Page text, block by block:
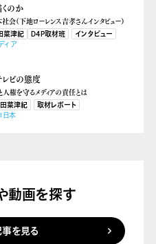
くのか
（下地ローレンス吉孝さんインタビュー）
菜津紀 D4P取材班
インタビュー
ィア
ビの態度
権を守るメディアの責任とは
菜津紀
取材レポート
日本
動画を探す
を見る